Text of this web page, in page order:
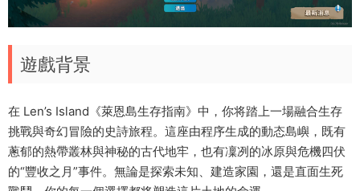
遊戲背景
在 Len’s Island《萊恩島生存指南》中，你将踏上一場融合生存
挑戰與奇幻冒險的史詩旅程。這座由程序生成的動态島嶼，既有
蔥郁的熱帶叢林與神秘的古代地牢，也有凜冽的冰原與危機四伏
的“豐收之月”事件。無論是探索未知、建造家園，還是直面生死